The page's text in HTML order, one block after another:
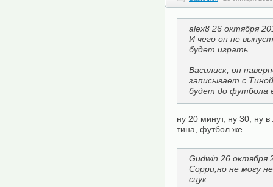
alex8 26 октября
И чего он не
будет играть...
Василиск, он
записывает с
будет до футбола
ну 20 минут, ну 30, ну
тина, футбол же....
Gudwin 26 октября
Сорри,но не могу
сцук: